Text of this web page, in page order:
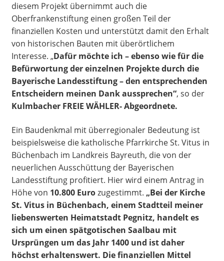
diesem Projekt übernimmt auch die
Oberfrankenstiftung einen großen Teil der
finanziellen Kosten und unterstützt damit den Erhalt
von historischen Bauten mit überörtlichem
Interesse. „Dafür möchte ich – ebenso wie für die
Befürwortung der einzelnen Projekte durch die
Bayerische Landesstiftung – den entsprechenden
Entscheidern meinen Dank aussprechen“, so der
Kulmbacher FREIE WÄHLER- Abgeordnete.
Ein Baudenkmal mit überregionaler Bedeutung ist
beispielsweise die katholische Pfarrkirche St. Vitus in
Büchenbach im Landkreis Bayreuth, die von der
neuerlichen Ausschüttung der Bayerischen
Landesstiftung profitiert. Hier wird einem Antrag in
Höhe von 10.800 Eurozugestimmt. „Bei der Kirche
St. Vitus in Büchenbach, einem Stadtteil meiner
liebenswerten Heimatstadt Pegnitz, handelt es
sich um einen spätgotischen Saalbau mit
Ursprüngen um das Jahr 1400 und ist daher
höchst erhaltenswert. Die finanziellen Mittel